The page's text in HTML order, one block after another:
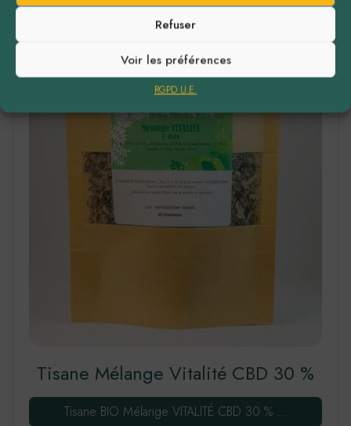
Refuser
Voir les préférences
RGPD U.E.
Tisane Mélange Vitalité CBD 30 %
Tisane BIO Mélange VITALITÉ CBD 30 % …